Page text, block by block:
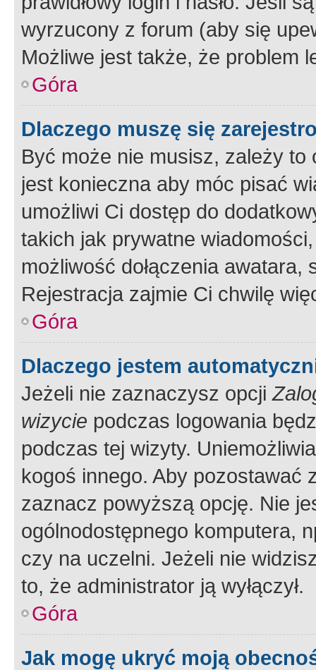
wyrzucony z forum (aby się
Możliwe jest także, że problem
Góra
Dlaczego muszę się
Być może nie musisz, zależy
jest konieczna aby móc pisać
umożliwi Ci dostęp do
takich jak prywatne
możliwość dołączenia
Rejestracja zajmie Ci chwilę
Góra
Dlaczego jestem
Jeżeli nie zaznaczysz opcji
wizycie podczas logowania
podczas tej wizyty.
kogoś innego. Aby pozostawać
zaznacz powyższą opcję. Nie
ogólnodostępnego komputera,
czy na uczelni. Jeżeli nie
to, że administrator ją wyłączył.
Góra
Jak mogę ukryć moją